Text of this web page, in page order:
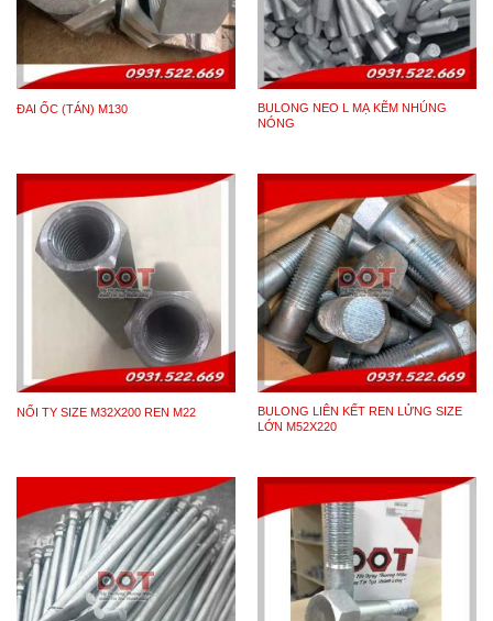
ĐAI ỐC (TÁN) M130
BULONG NEO L MẠ KẼM NHÚNG
NÓNG
NỐI TY SIZE M32X200 REN M22
BULONG LIÊN KẾT REN LỬNG SIZE
LỚN M52X220